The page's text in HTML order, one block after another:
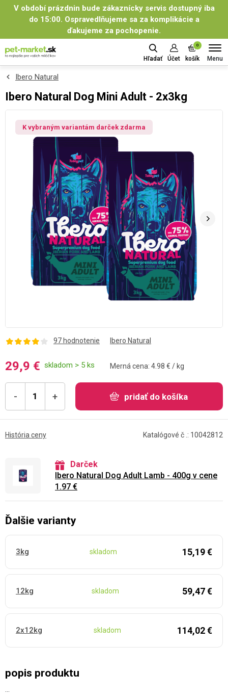
V období prázdnin bude zákaznícky servis dostupný iba
do 15:00. Ospravedlňujeme sa za komplikácie a
ďakujeme za pochopenie.
Hľadať Účet
0
košík Menu
Ibero Natural
Ibero Natural Dog Mini Adult - 2x3kg
K vybraným variantám darček zdarma
97 hodnotenie Ibero Natural
popis produktu
29,9 € skladom > 5 ks Merná cena: 4.98 € / kg
- + pridať do košíka
História ceny Katalógové č .: 10042812
Darček
Ibero Natural Dog Adult Lamb - 400g v cene
1.97 €
Ďalšie varianty
3kg skladom 15,19 €
12kg skladom 59,47 €
2x12kg skladom 114,02 €